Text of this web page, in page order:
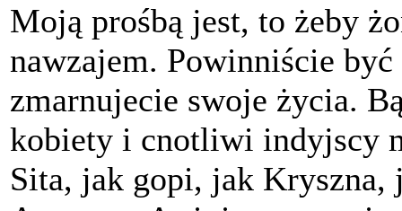
Moją prośbą jest, to żeby
nawzajem. Powinniście
zmarnujecie swoje życia.
kobiety i cnotliwi indyjscy
Sita, jak gopi, jak Kryszna,